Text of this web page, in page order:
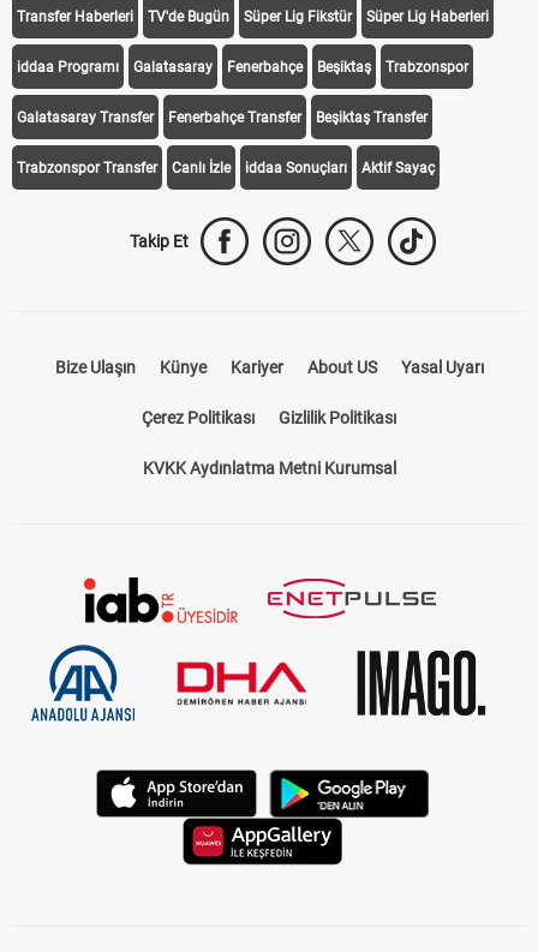
Transfer Haberleri TV'de Bugün Süper Lig Fikstür Süper Lig Haberleri
iddaa Programı Galatasaray Fenerbahçe Beşiktaş Trabzonspor
Galatasaray Transfer Fenerbahçe Transfer Beşiktaş Transfer
Trabzonspor Transfer Canlı İzle iddaa Sonuçları Aktif Sayaç
Takip Et
Bize Ulaşın Künye Kariyer About US Yasal Uyarı
Çerez Politikası Gizlilik Politikası
KVKK Aydınlatma Metni Kurumsal